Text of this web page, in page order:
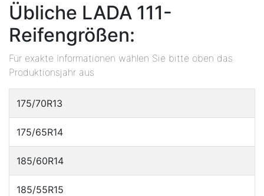
Übliche LADA 111-
Reifengrößen:
Für exakte Informationen wählen Sie bitte oben das
Produktionsjahr aus
175/70R13
175/65R14
185/60R14
185/55R15